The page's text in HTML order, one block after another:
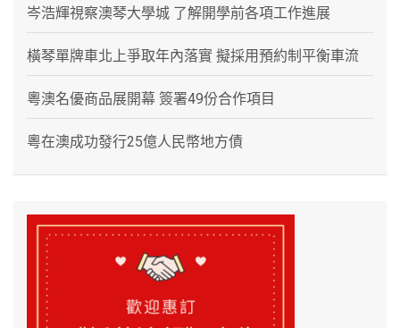
岑浩輝視察澳琴大學城 了解開學前各項工作進展
橫琴單牌車北上爭取年內落實 擬採用預約制平衡車流
粵澳名優商品展開幕 簽署49份合作項目
粵在澳成功發行25億人民幣地方債